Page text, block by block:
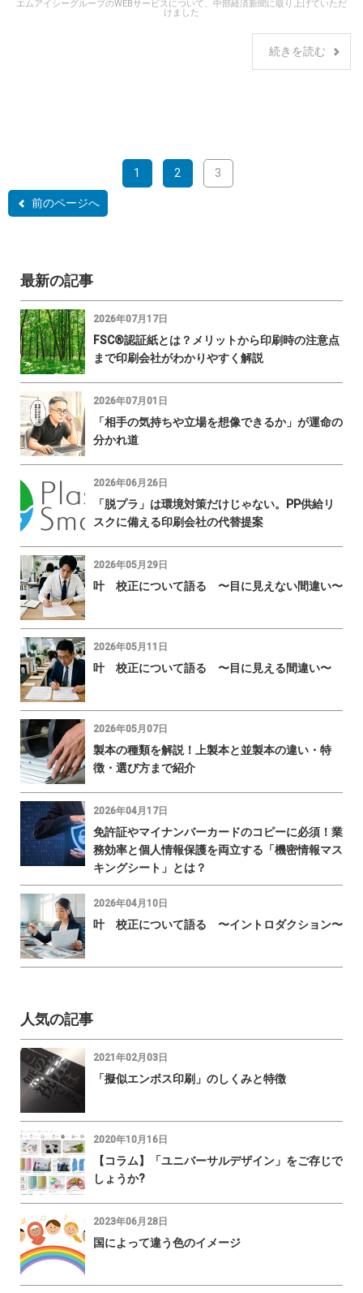
エムアイシーグループのWEBサービスについて、中部経済新聞に取り上げていただ
けました
続きを読む
前のページへ
1 2 3
最新の記事
2026年07月17日
FSC®認証紙とは？メリットから印刷時の注意点
まで印刷会社がわかりやすく解説
2026年07月01日
「相手の気持ちや立場を想像できるか」が運命の
分かれ道
2026年06月26日
「脱プラ」は環境対策だけじゃない。PP供給リ
スクに備える印刷会社の代替提案
2026年05月29日
叶 校正について語る 〜目に見えない間違い〜
2026年05月11日
叶 校正について語る 〜目に見える間違い〜
2026年05月07日
製本の種類を解説！上製本と並製本の違い・特
徴・選び方まで紹介
2026年04月17日
免許証やマイナンバーカードのコピーに必須！業
務効率と個人情報保護を両立する「機密情報マス
キングシート」とは？
2026年04月10日
叶 校正について語る 〜イントロダクション〜
人気の記事
2021年02月03日
「擬似エンボス印刷」のしくみと特徴
2020年10月16日
【コラム】「ユニバーサルデザイン」をご存じで
しょうか?
2023年06月28日
国によって違う色のイメージ